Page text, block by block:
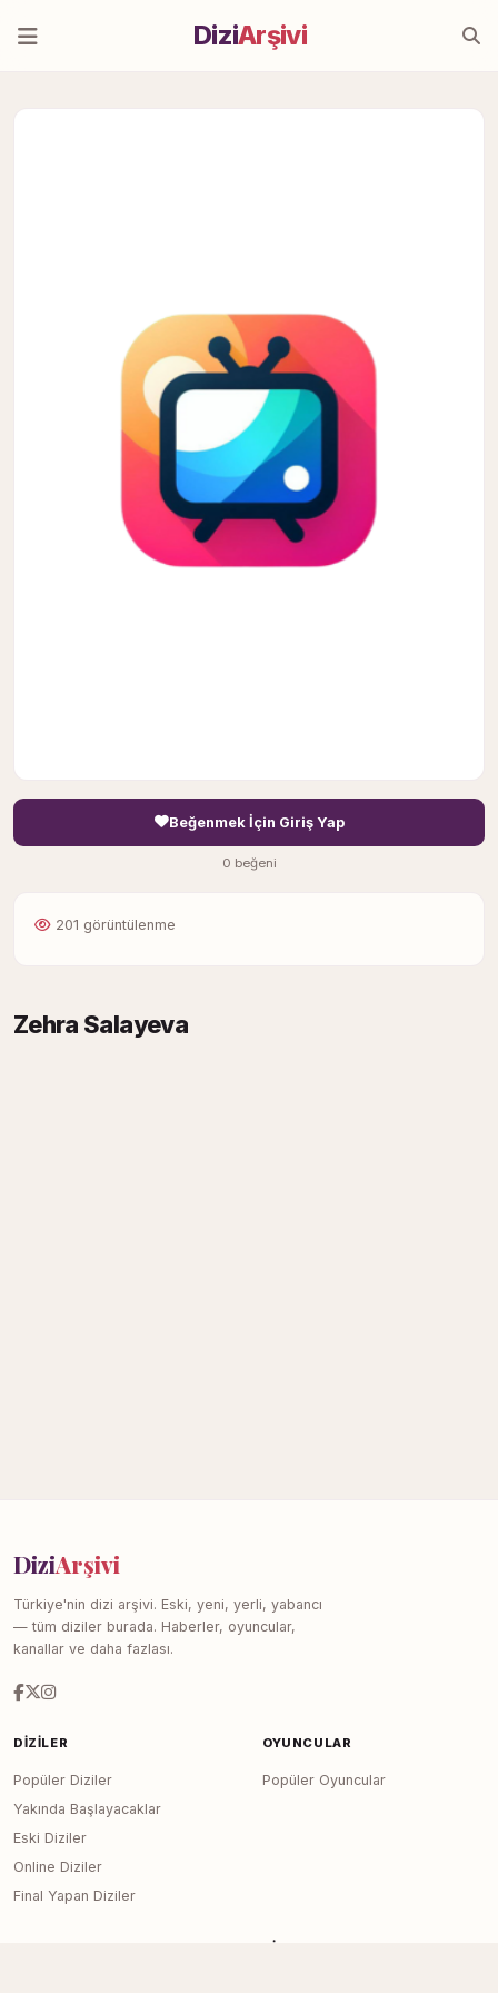
DiziArşivi
Beğenmek İçin Giriş Yap
0 beğeni
201 görüntülenme
Zehra Salayeva
DiziArşivi
Türkiye'nin dizi arşivi. Eski, yeni, yerli, yabancı
— tüm diziler burada. Haberler, oyuncular,
kanallar ve daha fazlası.
DIZILER
Popüler Diziler
Yakında Başlayacaklar
Eski Diziler
Online Diziler
Final Yapan Diziler
OYUNCULAR
Popüler Oyuncular
SITE